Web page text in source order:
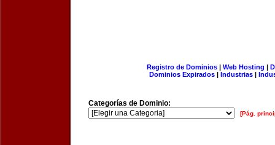
Registro de Dominios| Web Hosting |
Dominios Expirados | Industrias |
Categorías de Dominio:
[Pág.